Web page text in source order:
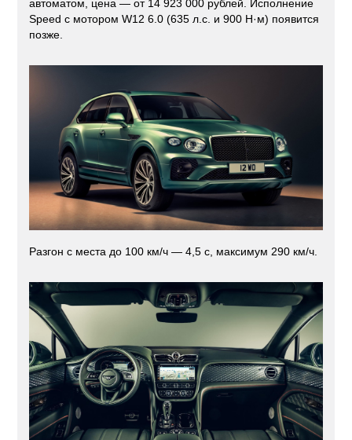
автоматом, цена — от 14 923 000 рублей. Исполнение
Speed с мотором W12 6.0 (635 л.с. и 900 Н·м) появится
позже.
Разгон с места до 100 км/ч — 4,5 с, максимум 290 км/ч.